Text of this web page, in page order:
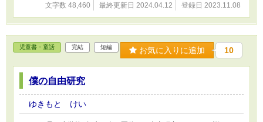
文字数 48,460 最終更新日 2024.04.12 登録日 2023.11.08
児童書・童話 完結 短編 お気に入りに追加 10
僕の自由研究
ゆきもと けい